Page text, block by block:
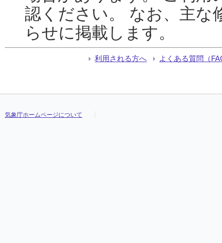
認ください。 なお、主な
らせに掲載します。
利用される方へ よくある質問（
気象庁ホームページについて